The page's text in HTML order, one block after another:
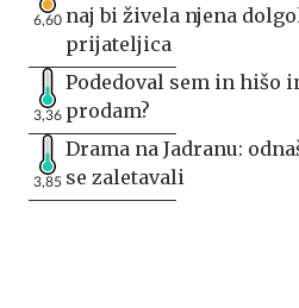
6,60 naj bi živela njena
prijateljica
3,36
Podedoval sem in hišo
prodam?
3,85
Drama na Jadranu:
se zaletavali